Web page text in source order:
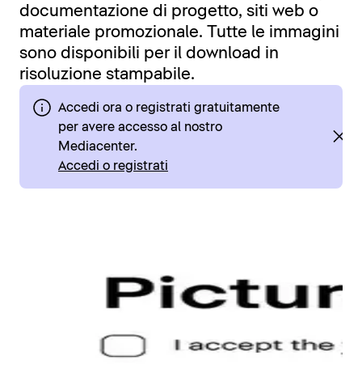
documentazione di progetto, siti web o
materiale promozionale. Tutte le immagini
sono disponibili per il download in
risoluzione stampabile.
Accedi ora o registrati gratuitamente
per avere accesso al nostro
Mediacenter.
Accedi o registrati